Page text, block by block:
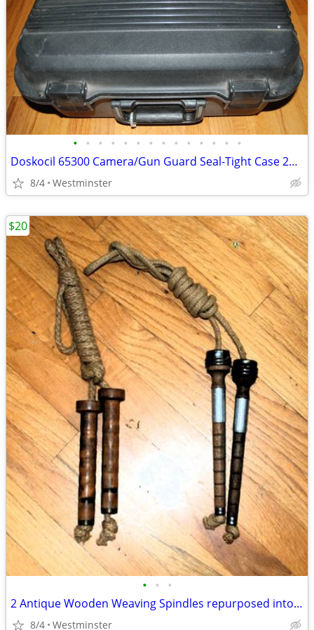
• • • • • • • • • • • • • •
Doskocil 65300 Camera/Gun Guard Seal-Tight Case 20" x 16" x 9"
8/4 Westminster
• • •
2 Antique Wooden Weaving Spindles repurposed into jump ropes
8/4 Westminster
$20